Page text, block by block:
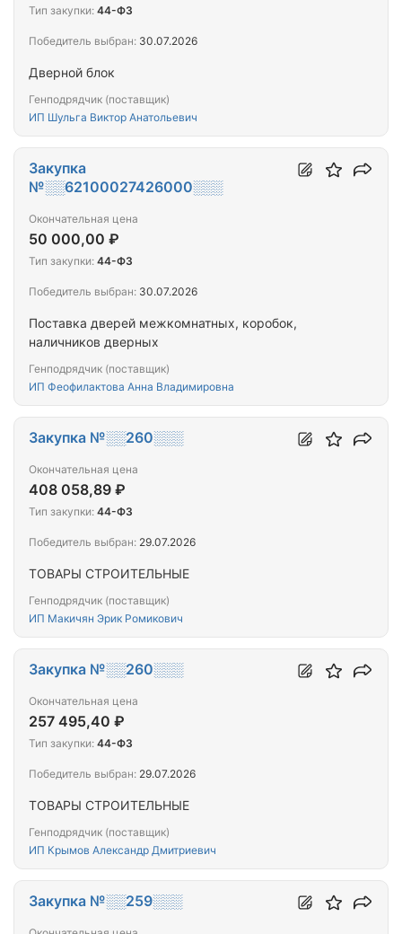
Дверной блок
Генподрядчик (поставщик)
ИП Шульга Виктор Анатольевич
Тип закупки: 44-ФЗ
Победитель выбран: 30.07.2026
Поставка дверей межкомнатных, коробок,
наличников дверных
Генподрядчик (поставщик)
ИП Феофилактова Анна Владимировна
Закупка
№░░62100027426000░░░
Окончательная цена
50 000,00 ₽
Тип закупки: 44-ФЗ
Победитель выбран: 30.07.2026
ТОВАРЫ СТРОИТЕЛЬНЫЕ
Генподрядчик (поставщик)
ИП Макичян Эрик Ромикович
Закупка №░░260░░░
Окончательная цена
408 058,89 ₽
Тип закупки: 44-ФЗ
Победитель выбран: 29.07.2026
ТОВАРЫ СТРОИТЕЛЬНЫЕ
Генподрядчик (поставщик)
ИП Крымов Александр Дмитриевич
Закупка №░░260░░░
Окончательная цена
257 495,40 ₽
Тип закупки: 44-ФЗ
Победитель выбран: 29.07.2026
Закупка №░░259░░░